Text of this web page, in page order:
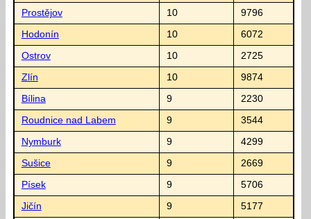
Prostějov 10 9796
Hodonín 10 6072
Ostrov 10 2725
Zlín 10 9874
Bílina 9 2230
Roudnice nad Labem 9 3544
Nymburk 9 4299
Sušice 9 2669
Písek 9 5706
Jičín 9 5177